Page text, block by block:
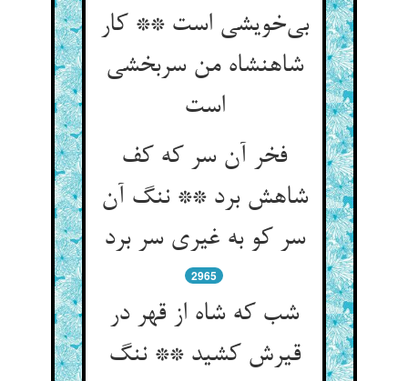
بی‌خویشی است ** کار
شاهنشاه من سربخشی
است
فخر آن سر که کف
شاهش برد ** ننگ آن
سر کو به غیری سر برد
2965
شب که شاه از قهر در
قیرش کشید ** ننگ